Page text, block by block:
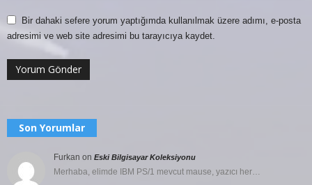
Bir dahaki sefere yorum yaptığımda kullanılmak üzere adımı, e-posta
adresimi ve web site adresimi bu tarayıcıya kaydet.
Son Yorumlar
Furkan on Eski Bilgisayar Koleksiyonu
Merhaba, elimde IBM PS/1 mevcut mause, yazıcı her…